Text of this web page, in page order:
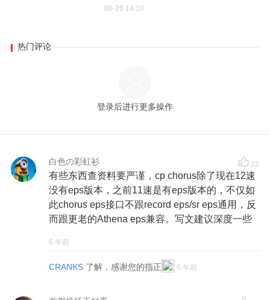
06-26 14:10
热门评论
登录后进行更多操作
白色の彩虹衫 22
有些东西查资料要严谨，cp chorus除了现在12速
没有eps版本，之前11速是有eps版本的，不仅如
此chorus eps接口不跟record eps/sr eps通用，反
而跟更老的Athena eps兼容。写文建议深度一些
6 年前
CRANKS 了解，感谢您的指正 6 年前